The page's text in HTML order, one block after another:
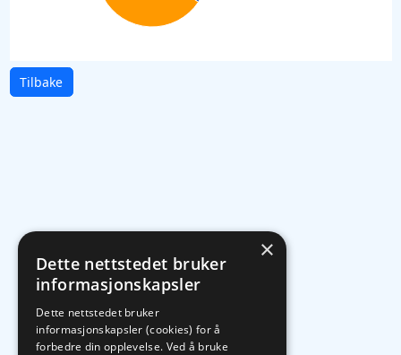
Tilbake
×
Dette nettstedet bruker
informasjonskapsler
Dette nettstedet bruker
informasjonskapsler (cookies) for å
forbedre din opplevelse. Ved å bruke